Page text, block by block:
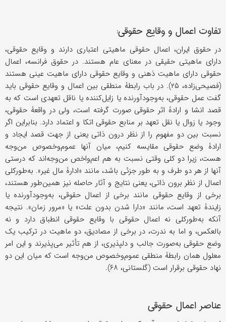
تفاوت اعمال و وقایع حقوقی:
در حقوق ایران، اعمال حقوقی ماهیتی اعتباری دارند و وقایع حقوقی،
دارای ماهیتی حقیقی در معنای عام هستند. در حقوق فرانسه، اعمال
حقوقی دارای ماهیت ذهنی و وقایع حقوقی دارای ماهیت عینی هستند
(فصیحی‌زاده، ۲۵). در باب رابطۀ منطقی بین اعمال و وقایع حقوقی باید
گفت عمل حقوقی، به‌وجودآورنده یا زایل‌کننده یا ناقل تعهدی است که به
قصد انشا و ارادۀ اثر حقوقی صورت گرفته است، ولی در واقعۀ حقوقی،
وجود یا زوال یا نقل تعهد بر منابع حقوقی اتکا و اعتماد دارد. بنابراین اگر
نسبت بین دو مفهوم را از نظر درون ذاتی یعنی از جهت قصد ایجاد و
ارادۀ وضع حقوقی مقایسه کنیم، میان آنها عموم‌وخصوص من‌وجه
هست، زیرا دو کلی وقتی نسبت به هم اعم‌واخص من‌وجه‌اند که درستی
آنها از هر دو طرف و به طور جزئی باشد، مانند «ادارۀ مال غیر». به‌طورکلی
اعمال از نظر برون ذاتی، یعنی نتایج و آثار حاصله نیز همین‌طور هستند،
برخی از وقایع حقوقی مانند برخی از اعمال حقوقی، به‌وجودآورنده یا
زایندۀ تعهد است، مانند «دارا شدن بدون علت» یا «مرور زمان». نتیجه
آنکه به‌طورکلی نه اعمال حقوقی با وقایع حقوقی انطباق دارد و نه
بالعکس، و اما به ندرت، در برخی از مصادیق، دو ماهیت در ترکیب یک
وضع حقوقی به‌صورت جالب و دلپذیری، از هم تأثیر می‌پذیرند و این امر
معلول همان رابطۀ منطقی عموم‌وخصوص من‌وجه است که میان این دو
نهاد حقوقی برقرار است (گلستانی، ۶۸).
عناصر اعمال حقوقی